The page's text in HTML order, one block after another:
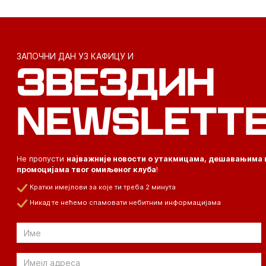
ЗАПОЧНИ ДАН УЗ КАФИЦУ И
ЗВЕЗДИН
Не пропусти најважније новости о утакмицама, дешавањима
промоцијама твог омиљеног клуба!
Кратки имејлови за које ти треба 2 минута
Никад те нећемо спамовати небитним информацијама
Email
Email